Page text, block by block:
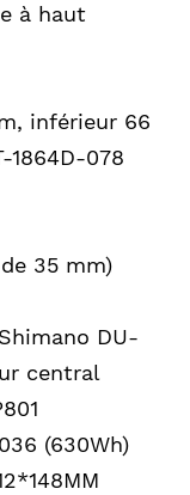
à haut
inférieur 66
1864D-078
35 mm)
DU-
central
(630Wh)